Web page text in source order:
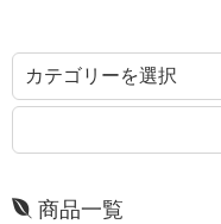
商品一覧